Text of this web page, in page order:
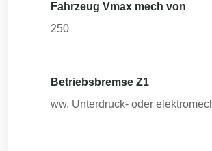
Fahrzeug Vmax mech von
250
Betriebsbremse Z1
ww. Unterdruck- oder